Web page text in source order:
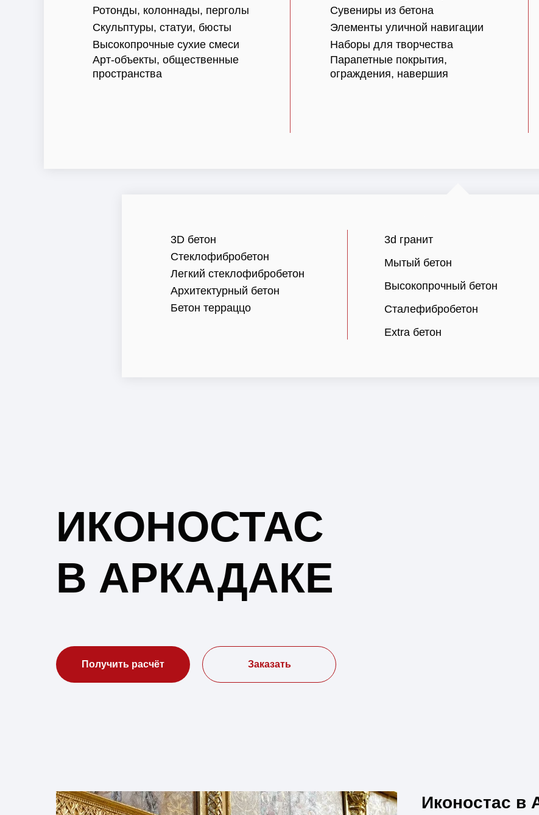
Сувениры из бетона
Элементы уличной навигации
Наборы для творчества
Парапетные покрытия,
ограждения, навершия
Ротонды, колоннады, перголы
Скульптуры, статуи, бюсты
Высокопрочные сухие смеси
Арт-объекты, общественные
пространства
3D бетон
Стеклофибробетон
Легкий стеклофибробетон
Архитектурный бетон
Бетон терраццо
Extra бетон
Сталефибробетон
Высокопрочный бетон
Мытый бетон
3d гранит
ИКОНОСТАС
В АРКАДАКЕ
Заказать
Получить расчёт
Иконостас в